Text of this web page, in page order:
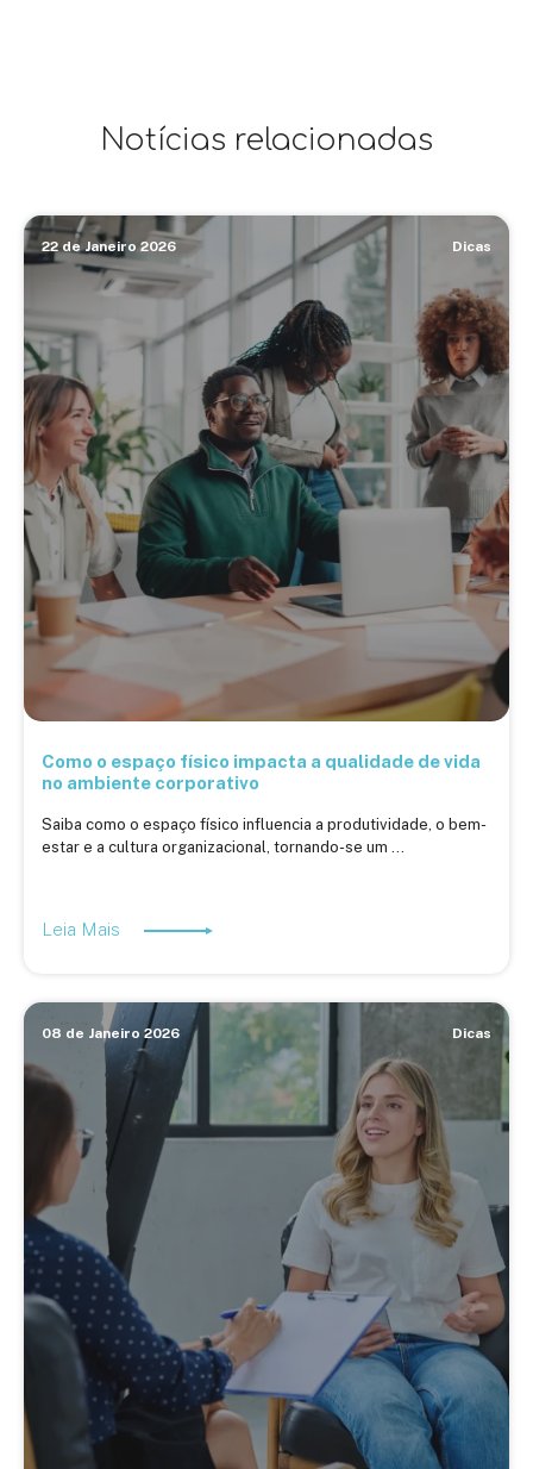
Notícias relacionadas
22 de Janeiro 2026 Dicas
Como o espaço físico impacta a qualidade de vida
no ambiente corporativo
Saiba como o espaço físico influencia a produtividade, o bem-
estar e a cultura organizacional, tornando-se um ...
Leia Mais
08 de Janeiro 2026 Dicas